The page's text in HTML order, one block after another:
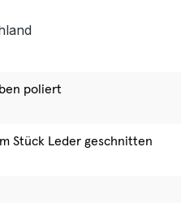
poliert
Stück Leder geschnitten